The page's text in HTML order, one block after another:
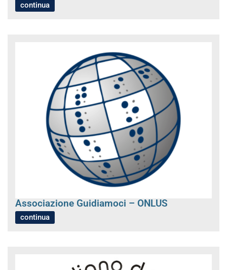
continua
Associazione Guidiamoci – ONLUS
continua